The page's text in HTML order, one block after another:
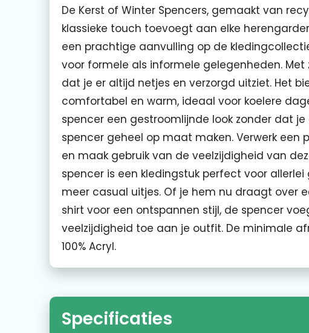
De Kerst of Winter Spencers, gemaakt van
klassieke touch toevoegt aan elke
een prachtige aanvulling op de
voor formele als informele gelegenheden.
dat je er altijd netjes en verzorgd uitziet. Het
comfortabel en warm, ideaal voor koelere
spencer een gestroomlijnde look zonder dat
spencer geheel op maat maken. Verwerk
en maak gebruik van de veelzijdigheid van
spencer is een kledingstuk perfect voor
meer casual uitjes. Of je hem nu draagt over
shirt voor een ontspannen stijl, de spencer
veelzijdigheid toe aan je outfit. De minimale
100% Acryl.
Specificaties